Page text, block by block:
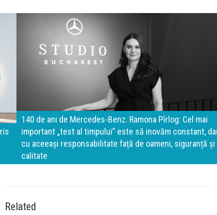
140 de ani de Mercedes-Benz. Ramona Pîrlog: Cel mai
important „test al timpului” este să inovăm constant, dar
cu aceeași responsabilitate față de oameni, siguranță și
calitate
Related